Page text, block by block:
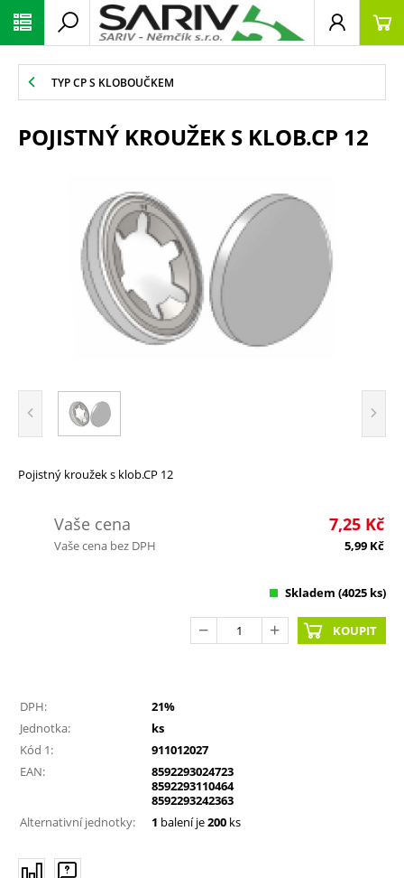
TYP CP S KLOBOUČKEM
POJISTNÝ KROUŽEK S KLOB.CP 12
Pojistný kroužek s klob.CP 12
Vaše cena 7,25 Kč
Vaše cena bez DPH 5,99 Kč
Skladem (4025 ks)
KOUPIT
DPH:
21%
Jednotka:
ks
Kód 1:
911012027
EAN:
8592293024723
8592293110464
8592293242363
Alternativní jednotky:
1 balení je200 ks